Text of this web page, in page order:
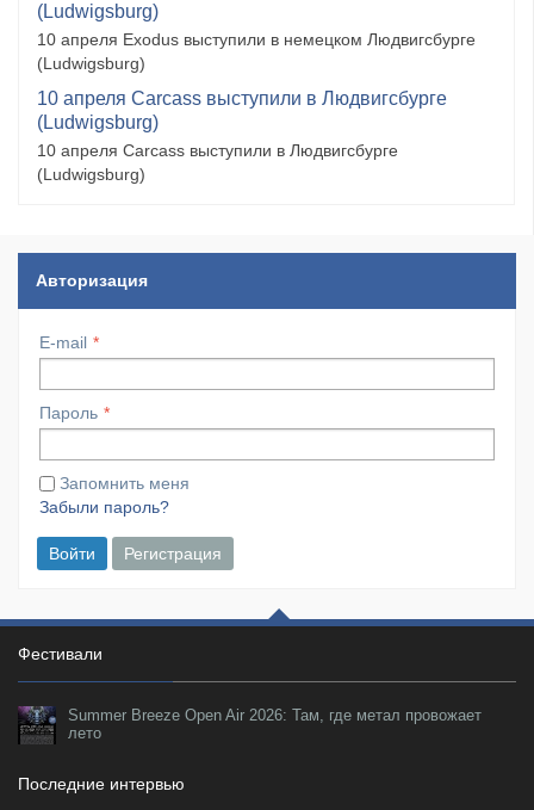
(Ludwigsburg)
10 апреля Exodus выступили в немецком Людвигсбурге
(Ludwigsburg)
10 апреля Carcass выступили в Людвигсбурге
(Ludwigsburg)
10 апреля Carcass выступили в Людвигсбурге
(Ludwigsburg)
Авторизация
E-mail
Пароль
Запомнить меня
Забыли пароль?
Войти Регистрация
Фестивали
Summer Breeze Open Air 2026: Там, где метал провожает
лето
Последние интервью